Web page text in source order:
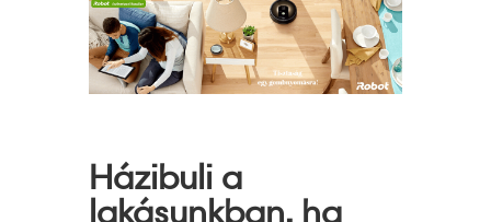
Házibuli a
lakásunkban, ha